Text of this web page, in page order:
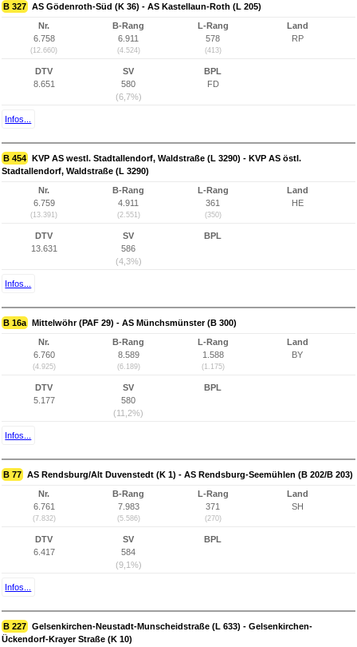
B 327 AS Gödenroth-Süd (K 36) - AS Kastellaun-Roth (L 205)
Nr.
6.758
(12.660)
B-Rang
6.911
(4.524)
L-Rang
578
(413)
Land
RP
DTV
8.651
SV
580
(6,7%)
BPL
FD
Infos...
B 454 KVP AS westl. Stadtallendorf, Waldstraße (L 3290) - KVP AS östl.
Stadtallendorf, Waldstraße (L 3290)
Nr.
6.759
(13.391)
B-Rang
4.911
(2.551)
L-Rang
361
(350)
Land
HE
DTV
13.631
SV
586
(4,3%)
BPL
Infos...
B 16a Mittelwöhr (PAF 29) - AS Münchsmünster (B 300)
Nr.
6.760
(4.925)
B-Rang
8.589
(6.189)
L-Rang
1.588
(1.175)
Land
BY
DTV
5.177
SV
580
(11,2%)
BPL
Infos...
B 77 AS Rendsburg/Alt Duvenstedt (K 1) - AS Rendsburg-Seemühlen (B 202/B 203)
Nr.
6.761
(7.832)
B-Rang
7.983
(5.586)
L-Rang
371
(270)
Land
SH
DTV
6.417
SV
584
(9,1%)
BPL
Infos...
B 227 Gelsenkirchen-Neustadt-Munscheidstraße (L 633) - Gelsenkirchen-
Ückendorf-Krayer Straße (K 10)